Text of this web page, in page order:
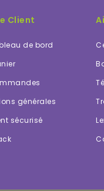
Client
de bord
générales
sécurisé